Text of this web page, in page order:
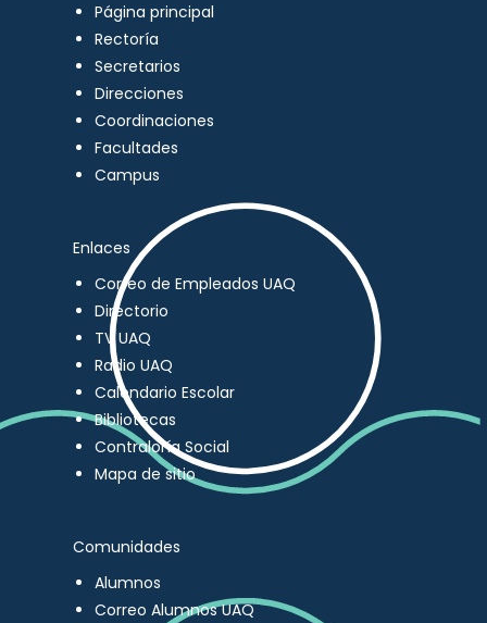
Página principal
Rectoría
Secretarios
Direcciones
Coordinaciones
Facultades
Campus
Enlaces
Correo de Empleados UAQ
Directorio
TV UAQ
Radio UAQ
Calendario Escolar
Bibliotecas
Contraloría Social
Mapa de sitio
Comunidades
Alumnos
Correo Alumnos UAQ